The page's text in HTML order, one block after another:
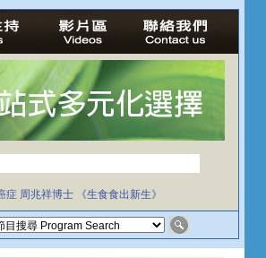
症 周兆祥博士 《生食食出新生》